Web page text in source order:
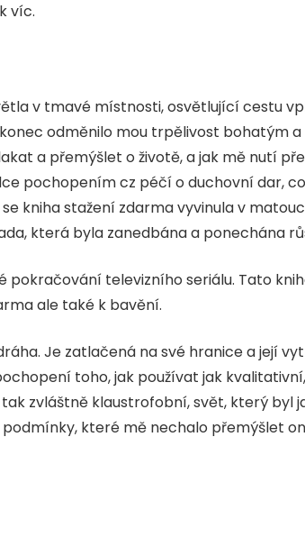
víc.
v tmavé místnosti, osvětlující cestu
odměnilo mou trpělivost bohatým
a přemýšlet o životě, a jak mě nutí
pochopením cz péčí o duchovní dar,
kniha stažení zdarma​ vyvinula v
která byla zanedbána a ponechána
televizního seriálu. Tato
ale také k bavění.
Je zatlačená na své hranice a její
toho, jak používat jak
zvláštně klaustrofobní, svět, který byl
které mě nechalo přemýšlet